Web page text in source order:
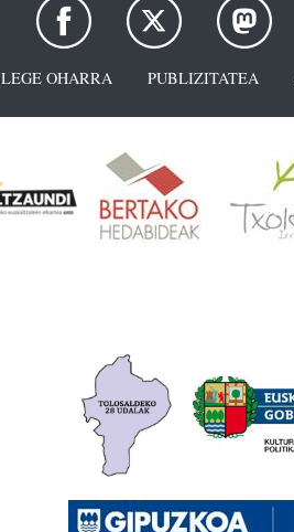
LEGE OHARRA PUBLIZITATEA